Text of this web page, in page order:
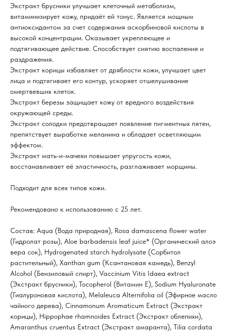
Экстракт брусники улучшает клеточный метаболизм,
витаминизирует кожу, придаёт ей тонус. Является мощным
антиоксидантом за счет содержания аскорбиновой кислоты в
высокой концентрации. Оказывает укрепляющее и
подтягивающее действие. Способствует снятию воспаления и
раздражения.
Экстракт корицы избавляет от дряблости кожи, улучшает цвет
лица и подтягивает его контур, ускоряет отшелушивание
омертвевших клеток.
Экстракт березы защищает кожу от вредного воздействия
окружающей среды.
Экстракт солодки предотвращает появление пигментных пятен,
препятствует выработке меланина и обладает осветляющим
эффектом.
Экстракт мать-и-мачехи повышает упругость кожи,
восстанавливает её эластичность, разглаживает морщины.
Подходит для всех типов кожи.
Рекомендовано к использованию с 25 лет.
Состав: Aqua (Вода природная), Rosa damascena flower water
(Гидролат розы), Aloe barbadensis leaf juice* (Органический алоэ
вера сок), Hydrogenated starch hydrolysate (Сорбитол
растительный), Xanthan gum (Ксантановая камедь), Benzyl
Alcohol (Бензиловый спирт), Vaccinium Vitis Idaea extract
(Экстракт брусники), Tocopherol (Витамин Е), Sodium Hyaluronate
(Гиалуроновая кислота), Melaleuca Alternifolia oil (Эфирное масло
чайного дерева), Cinnamonum Aromaticum Extract (Экстракт
корицы), Hippophae rhamnoides Extract (Экстракт облепихи),
Amaranthus cruentus Extract (Экстракт амаранта), Tilia cordata